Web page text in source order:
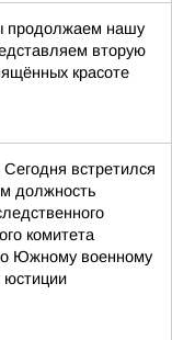
продолжаем нашу
вторую
красоте
встретился
должность
комитета
Южному военному
юстиции